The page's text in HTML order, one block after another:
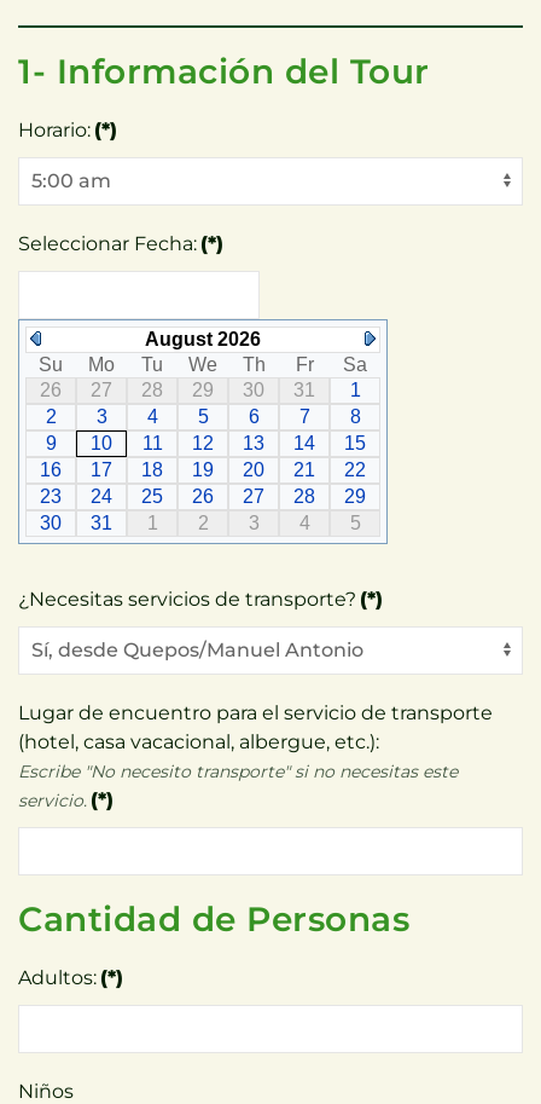
1- Información del Tour
Horario: (*)
Seleccionar Fecha: (*)
August 2026
Su
Mo Tu We Th Fr
Sa
26
27 28 29 30 31
1
2
3 4 5 6 7
8
9
10 11 12 13 14
15
16
17 18 19 20 21
22
23
24 25 26 27 28
29
30
31 1 2 3 4 5
¿Necesitas servicios de transporte? (*)
Lugar de encuentro para el servicio de transporte
(hotel, casa vacacional, albergue, etc.):
Escribe "No necesito transporte" si no necesitas este
servicio. (*)
Cantidad de Personas
Adultos: (*)
Niños